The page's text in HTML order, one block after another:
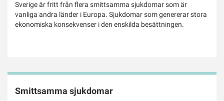
Sverige är fritt från flera smittsamma sjukdomar som är
vanliga andra länder i Europa. Sjukdomar som genererar stora
ekonomiska konsekvenser i den enskilda besättningen.
Smittsamma sjukdomar